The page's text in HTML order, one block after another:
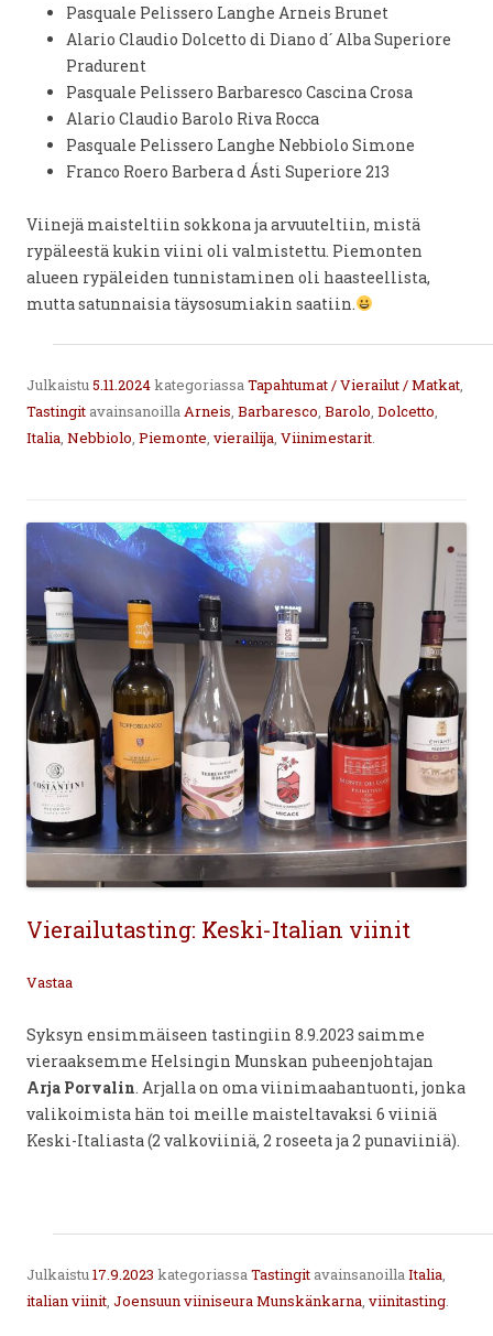
Pasquale Pelissero Langhe Arneis Brunet
Alario Claudio Dolcetto di Diano d´ Alba Superiore
Pradurent
Pasquale Pelissero Barbaresco Cascina Crosa
Alario Claudio Barolo Riva Rocca
Pasquale Pelissero Langhe Nebbiolo Simone
Franco Roero Barbera d Ásti Superiore 213
Viinejä maisteltiin sokkona ja arvuuteltiin, mistä
rypäleestä kukin viini oli valmistettu. Piemonten
alueen rypäleiden tunnistaminen oli haasteellista,
mutta satunnaisia täysosumiakin saatiin.
Julkaistu5.11.2024kategoriassaTapahtumat / Vierailut / Matkat,
Tastingit avainsanoillaArneis, Barbaresco, Barolo, Dolcetto,
Italia, Nebbiolo, Piemonte, vierailija, Viinimestarit.
Vierailutasting: Keski-Italian viinit
Vastaa
Syksyn ensimmäiseen tastingiin 8.9.2023 saimme
vieraaksemme Helsingin Munskan puheenjohtajan
Arja Porvalin. Arjalla on oma viinimaahantuonti, jonka
valikoimista hän toi meille maisteltavaksi 6 viiniä
Keski-Italiasta (2 valkoviiniä, 2 roseeta ja 2 punaviiniä).
Julkaistu17.9.2023 kategoriassaTastingit avainsanoillaItalia,
italian viinit, Joensuun viiniseura Munskänkarna, viinitasting.